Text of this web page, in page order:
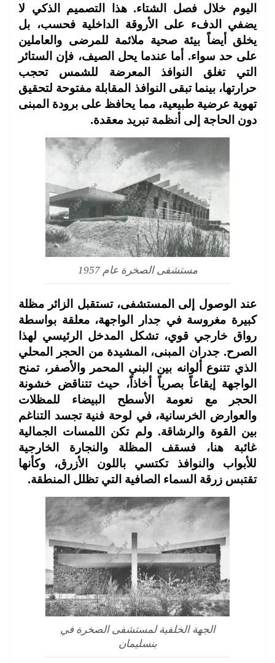
اليوم خلال فصل الشتاء. هذا التصميم الذكي لا
يضفي الدفء على الأروقة الداخلية فحسب، بل
يخلق أيضاً بيئة صحية ملائمة للمرضى والعاملين
على حد سواء. أما عندما يحل الصيف، فإن الستائر
التي تغلق النوافذ المعرضة للشمس تحجب
حرارتها، بينما تبقى النوافذ المقابلة مفتوحة لتحقيق
تهوية عرضية طبيعية، مما يحافظ على برودة المبنى
دون الحاجة إلى أنظمة تبريد معقدة.
مستشفى الصخرة عام 1957
عند الوصول إلى المستشفى، تستقبل الزائر مظلة
كبيرة مغروسة في جدار الواجهة، معلقة بواسطة
رواق خارجي قوي، تشكل المدخل الرئيسي لهذا
الصرح. جدران المبنى، المشيدة من الحجر المحلي
الذي تتنوع ألوانه بين البني المحمر والأصفر، تمنح
الواجهة إيقاعاً بصرياً أخاذاً، حيث تتناقض خشونة
الحجر مع نعومة الأسطح البيضاء للمظلات
والعوارض الخرسانية، في لوحة فنية تجسد التناغم
بين القوة والرشاقة. ولم تكن اللمسات الجمالية
غائبة هنا، فسقف المظلة والنجارة الخارجية
للأبواب والنوافذ تكتسي باللون الأزرق، وكأنها
تقتبس زرقة السماء الصافية التي تظلل المنطقة.
الجهة الخلفية لمستشفى الصخرة في
بنسليمان